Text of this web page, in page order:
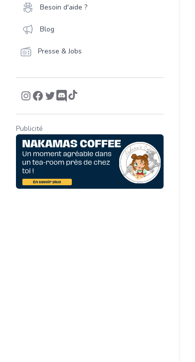
Besoin d'aide ?
Blog
Presse & Jobs
Publicité